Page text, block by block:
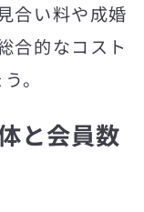
合い料や成婚
合的なコスト
。
と会員数